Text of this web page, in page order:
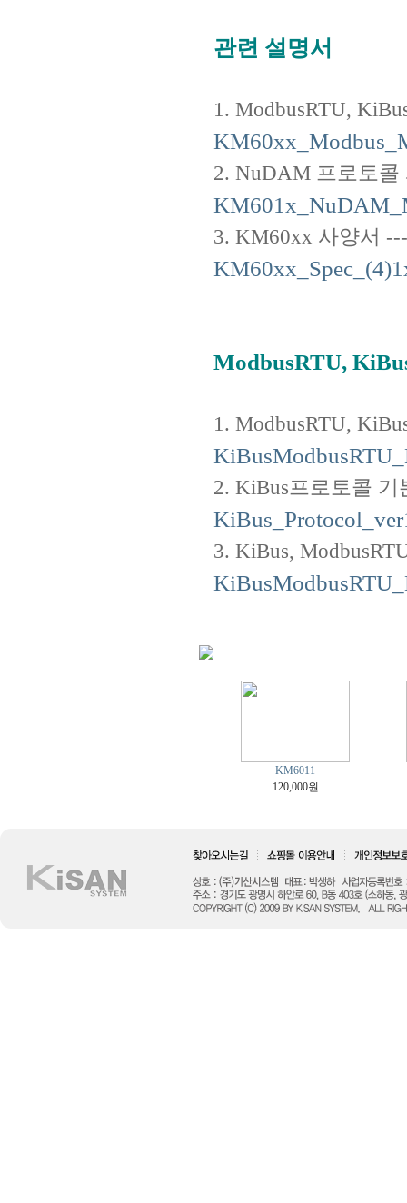
관련 설명서
1. ModbusRTU,
2. NuDAM 프로토
3. KM60xx 사양서
ModbusRTU,
1. ModbusRTU,
2. KiBus프로토콜
3. KiBus,
KM6011
120,000원